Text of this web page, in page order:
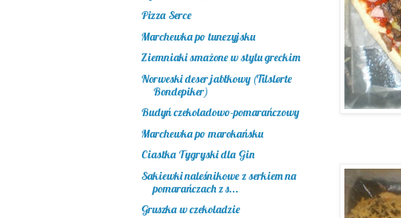
Pizza Serce
Marchewka po tunezyjsku
Ziemniaki smażone w stylu greckim
Norweski deser jabłkowy (Tilslørte
Bondepiker)
Budyń czekoladowo-pomarańczowy
Marchewka po marokańsku
Ciastka Tygryski dla Gin
Sakiewki naleśnikowe z serkiem na
pomarańczach z s...
Gruszka w czekoladzie